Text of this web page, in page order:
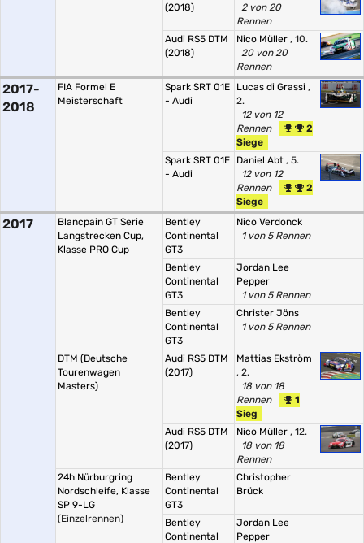
(2018)
2 von 20
Rennen
Audi RS5 DTM
(2018)
Nico Müller , 10.
20 von 20
Rennen
2017-
2018
FIA Formel E
Meisterschaft
Spark SRT 01E
- Audi
Lucas di Grassi ,
2.
12 von 12
Rennen
2
Siege
Spark SRT 01E
- Audi
Daniel Abt , 5.
12 von 12
Rennen
2
Siege
2017
Blancpain GT Serie
Langstrecken Cup,
Klasse PRO Cup
Bentley
Continental
GT3
Nico Verdonck
1 von 5 Rennen
Bentley
Continental
GT3
Jordan Lee
Pepper
1 von 5 Rennen
Bentley
Continental
GT3
Christer Jöns
1 von 5 Rennen
DTM (Deutsche
Tourenwagen
Masters)
Audi RS5 DTM
(2017)
Mattias Ekström
, 2.
18 von 18
Rennen
1
Sieg
Audi RS5 DTM
(2017)
Nico Müller , 12.
18 von 18
Rennen
24h Nürburgring
Nordschleife, Klasse
SP 9-LG
(Einzelrennen)
Bentley
Continental
GT3
Christopher
Brück
Bentley
Continental
Jordan Lee
Pepper